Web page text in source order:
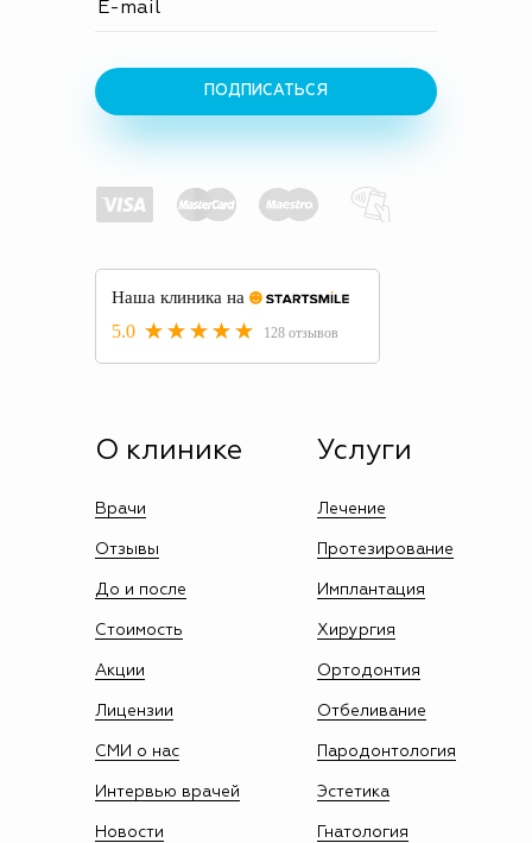
ПОДПИСАТЬСЯ
О клинике
Врачи
Отзывы
До и после
Стоимость
Акции
Лицензии
СМИ о нас
Интервью врачей
Новости
Услуги
Лечение
Протезирование
Имплантация
Хирургия
Ортодонтия
Отбеливание
Пародонтология
Эстетика
Гнатология